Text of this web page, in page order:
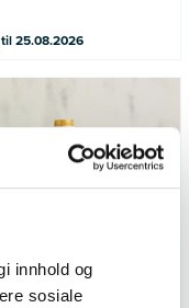
innhold og
sosiale
25.08.2026